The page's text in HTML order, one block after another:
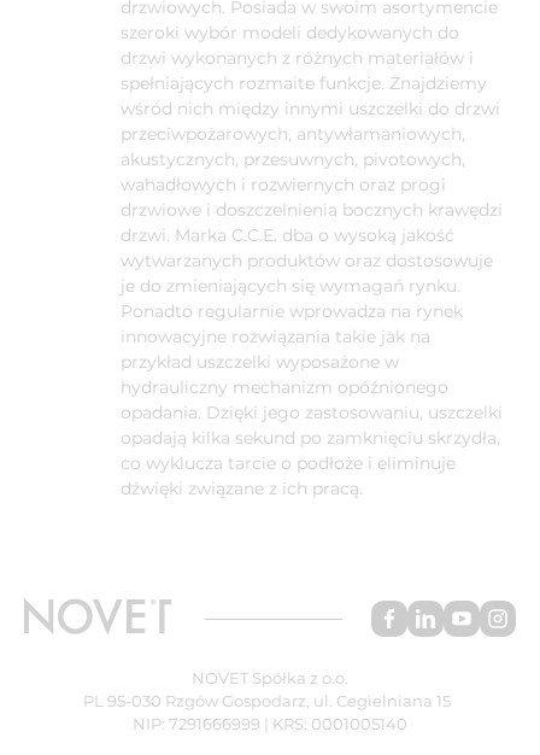
drzwiowych. Posiada w swoim asortymencie
szeroki wybór modeli dedykowanych do
drzwi wykonanych z różnych materiałów i
spełniających rozmaite funkcje. Znajdziemy
wśród nich między innymi uszczelki do drzwi
przeciwpożarowych, antywłamaniowych,
akustycznych, przesuwnych, pivotowych,
wahadłowych i rozwiernych oraz progi
drzwiowe i doszczelnienia bocznych krawędzi
drzwi. Marka C.C.E. dba o wysoką jakość
wytwarzanych produktów oraz dostosowuje
je do zmieniających się wymagań rynku.
Ponadto regularnie wprowadza na rynek
innowacyjne rozwiązania takie jak na
przykład uszczelki wyposażone w
hydrauliczny mechanizm opóźnionego
opadania. Dzięki jego zastosowaniu, uszczelki
opadają kilka sekund po zamknięciu skrzydła,
co wyklucza tarcie o podłoże i eliminuje
dźwięki związane z ich pracą.
NOVET Spółka z o.o.
PL 95-030 Rzgów Gospodarz, ul. Cegielniana 15
NIP: 7291666999 | KRS: 0001005140